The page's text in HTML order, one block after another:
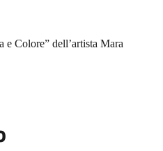
e Colore” dell’artista Mara